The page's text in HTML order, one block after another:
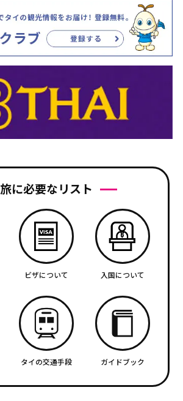
旅に必要なリスト
ビザについて 入国について
タイの交通手段 ガイドブック